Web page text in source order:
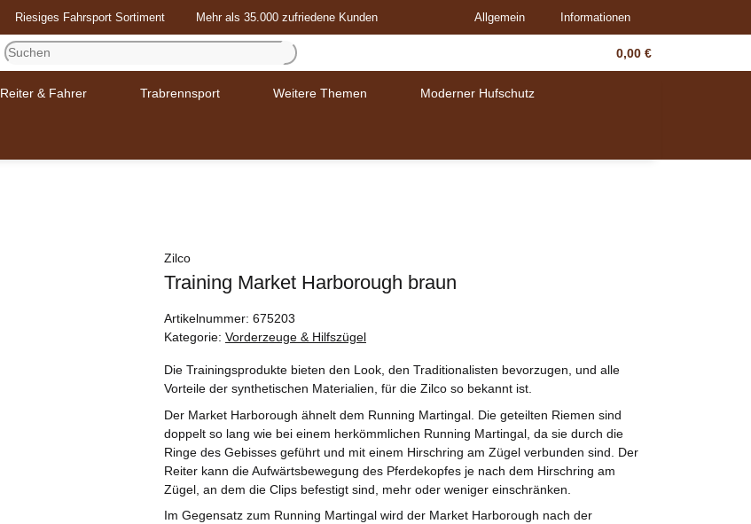
Riesiges Fahrsport Sortiment Mehr als 35.000 zufriedene Kunden Allgemein Informationen
0,00 €
Reiter & Fahrer Trabrennsport Weitere Themen Moderner Hufschutz
Zilco
Training Market Harborough braun
Artikelnummer: 675203
Kategorie: Vorderzeuge & Hilfszügel
Die Trainingsprodukte bieten den Look, den Traditionalisten bevorzugen, und alle
Vorteile der synthetischen Materialien, für die Zilco so bekannt ist.
Der Market Harborough ähnelt dem Running Martingal. Die geteilten Riemen sind
doppelt so lang wie bei einem herkömmlichen Running Martingal, da sie durch die
Ringe des Gebisses geführt und mit einem Hirschring am Zügel verbunden sind. Der
Reiter kann die Aufwärtsbewegung des Pferdekopfes je nach dem Hirschring am
Zügel, an dem die Clips befestigt sind, mehr oder weniger einschränken.
Im Gegensatz zum Running Martingal wird der Market Harborough nach der